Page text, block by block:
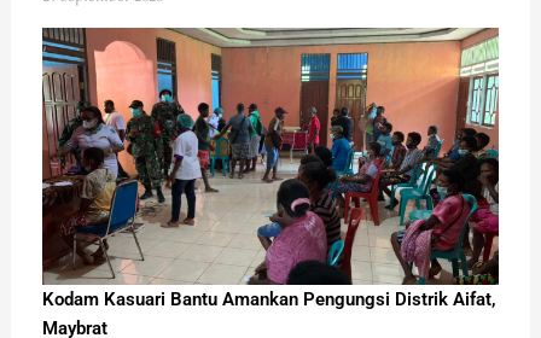
Kodam Kasuari Bantu Amankan Pengungsi Distrik Aifat,
Maybrat